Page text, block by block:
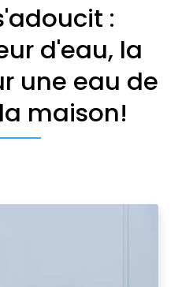
:
d'eau, la
une eau de
maison!